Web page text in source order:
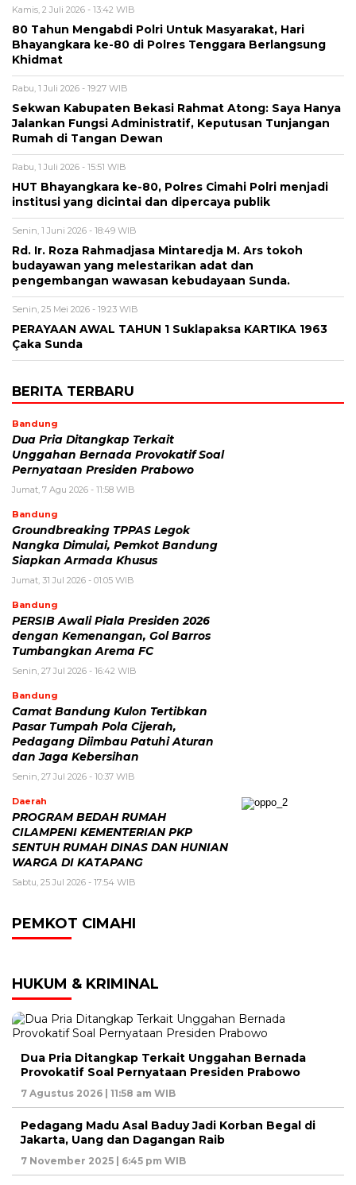
Kamis, 2 Juli 2026 - 13:42 WIB
80 Tahun Mengabdi Polri Untuk Masyarakat, Hari
Bhayangkara ke-80 di Polres Tenggara Berlangsung
Khidmat
Rabu, 1 Juli 2026 - 19:27 WIB
Sekwan Kabupaten Bekasi Rahmat Atong: Saya Hanya
Jalankan Fungsi Administratif, Keputusan Tunjangan
Rumah di Tangan Dewan
Rabu, 1 Juli 2026 - 15:51 WIB
HUT Bhayangkara ke-80, Polres Cimahi Polri menjadi
institusi yang dicintai dan dipercaya publik
Senin, 1 Juni 2026 - 18:49 WIB
Rd. Ir. Roza Rahmadjasa Mintaredja M. Ars tokoh
budayawan yang melestarikan adat dan
pengembangan wawasan kebudayaan Sunda.
Senin, 25 Mei 2026 - 19:23 WIB
PERAYAAN AWAL TAHUN 1 Suklapaksa KARTIKA 1963
Çaka Sunda
BERITA TERBARU
Bandung
Dua Pria Ditangkap Terkait
Unggahan Bernada Provokatif Soal
Pernyataan Presiden Prabowo
Jumat, 7 Agu 2026 - 11:58 WIB
Bandung
Groundbreaking TPPAS Legok
Nangka Dimulai, Pemkot Bandung
Siapkan Armada Khusus
Jumat, 31 Jul 2026 - 01:05 WIB
Bandung
PERSIB Awali Piala Presiden 2026
dengan Kemenangan, Gol Barros
Tumbangkan Arema FC
Senin, 27 Jul 2026 - 16:42 WIB
Bandung
Camat Bandung Kulon Tertibkan
Pasar Tumpah Pola Cijerah,
Pedagang Diimbau Patuhi Aturan
dan Jaga Kebersihan
Senin, 27 Jul 2026 - 10:37 WIB
Daerah
PROGRAM BEDAH RUMAH
CILAMPENI KEMENTERIAN PKP
SENTUH RUMAH DINAS DAN HUNIAN
WARGA DI KATAPANG
Sabtu, 25 Jul 2026 - 17:54 WIB
PEMKOT CIMAHI
HUKUM & KRIMINAL
Dua Pria Ditangkap Terkait Unggahan Bernada
Provokatif Soal Pernyataan Presiden Prabowo
7 Agustus 2026 | 11:58 am WIB
Pedagang Madu Asal Baduy Jadi Korban Begal di
Jakarta, Uang dan Dagangan Raib
7 November 2025 | 6:45 pm WIB